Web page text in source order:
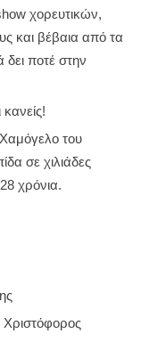
χορευτικών,
και βέβαια από τα
δει ποτέ στην
του
σε χιλιάδες
28 χρόνια.